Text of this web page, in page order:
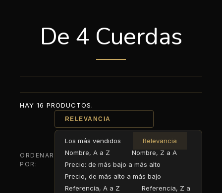
De 4 Cuerdas
HAY 16 PRODUCTOS.
ORDENAR
POR:
RELEVANCIA
Los más vendidos
Relevancia
Nombre, A a Z
Nombre, Z a A
Precio: de más bajo a más alto
Precio, de más alto a más bajo
Referencia, A a Z
Referencia, Z a